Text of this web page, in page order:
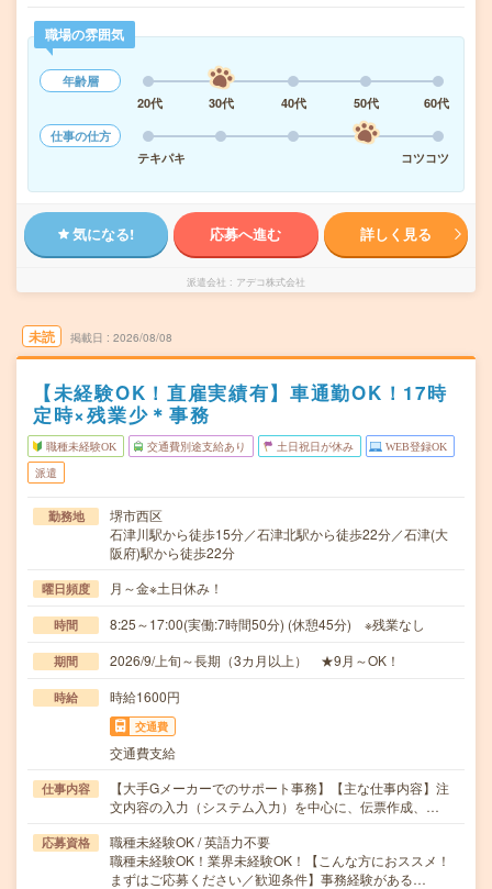
職場の雰囲気
年齢層
20代
30代 40代 50代
60代
仕事の仕方
テキパキ
コツコツ
気になる! 応募へ進む 詳しく見る
派遣会社 アデコ株式会社
未読 掲載日 2026/08/08
【未経験OK！直雇実績有】車通勤OK！17時
定時×残業少＊事務
職種未経験OK 交通費別途支給あり 土日祝日が休み WEB登録OK
派遣
勤務地
堺市西区
石津川駅から徒歩15分／石津北駅から徒歩22分／石津(大
阪府)駅から徒歩22分
曜日頻度 月～金※土日休み！
時間 8:25～17:00(実働:7時間50分) (休憩45分) ※残業なし
期間 2026/9/上旬～長期（3カ月以上） ★9月～OK！
時給 時給1600円
交通費
交通費支給
仕事内容
【大手Gメーカーでのサポート事務】【主な仕事内容】注
文内容の入力（システム入力）を中心に、伝票作成、…
応募資格
職種未経験OK / 英語力不要
職種未経験OK！業界未経験OK！【こんな方におススメ！
まずはご応募ください／歓迎条件】事務経験がある…